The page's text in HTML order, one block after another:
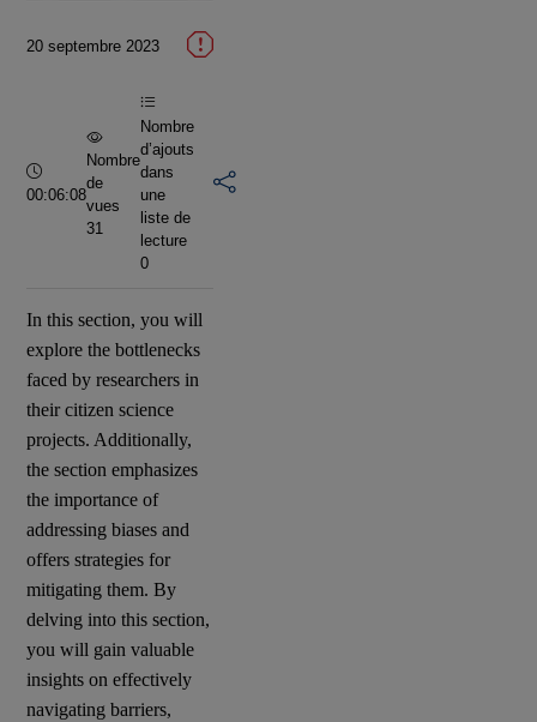
la
vidéo
20 septembre 2023
Durée :
00:06:08
Nombre
de
vues
31
Nombre
d’ajouts
dans
une
liste de
lecture
0
In this section, you will
explore the bottlenecks
faced by researchers in
their citizen science
projects. Additionally,
the section emphasizes
the importance of
addressing biases and
offers strategies for
mitigating them. By
delving into this section,
you will gain valuable
insights on effectively
navigating barriers,